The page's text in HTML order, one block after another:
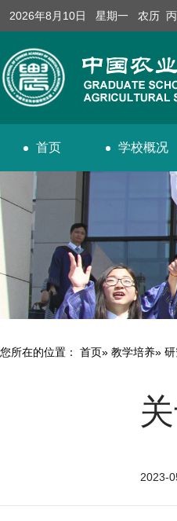
2026年8月10日 星期一 农历 丙
首页 学校概况
您所在的位置： 首页» 教学培养»
2023-